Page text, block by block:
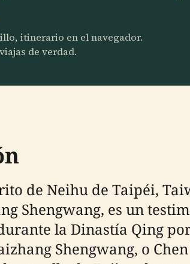
itinerario en el navegador.
de verdad.
de Neihu de Taipéi,
Shengwang, es un
la Dinastía Qing
Shengwang, o